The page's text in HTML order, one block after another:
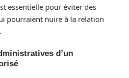
essentielle pour éviter des
pourraient nuire à la relation
d’un